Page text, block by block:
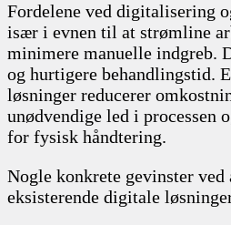
Fordelene ved digitalisering
især i evnen til at strømline
minimere manuelle indgreb.
og hurtigere behandlingstid.
løsninger reducerer
unødvendige led i processen
for fysisk håndtering.
Nogle konkrete gevinster ved
eksisterende digitale